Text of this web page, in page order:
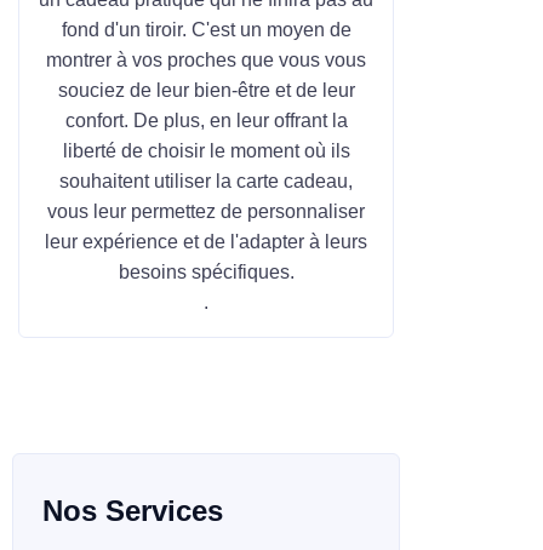
fond d'un tiroir. C'est un moyen de
montrer à vos proches que vous vous
souciez de leur bien-être et de leur
confort. De plus, en leur offrant la
liberté de choisir le moment où ils
souhaitent utiliser la carte cadeau,
vous leur permettez de personnaliser
leur expérience et de l'adapter à leurs
besoins spécifiques.
.
Nos Services